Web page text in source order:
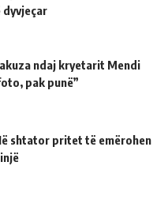
dyvjeçar
ndaj kryetarit Mendi
pak punë”
shtator pritet të emërohen